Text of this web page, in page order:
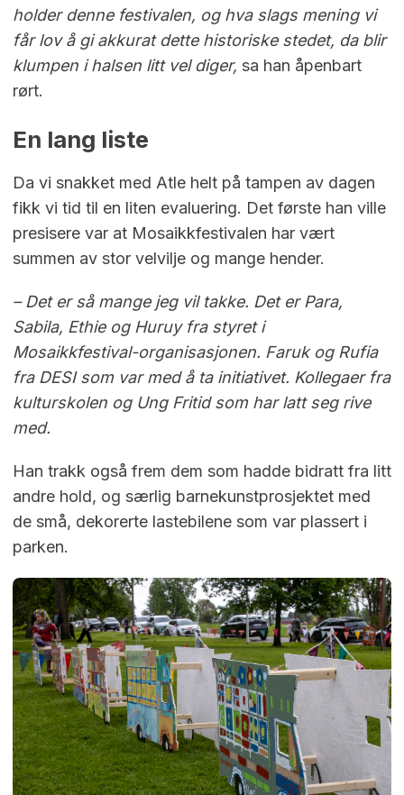
holder denne festivalen, og hva slags mening vi
får lov å gi akkurat dette historiske stedet, da blir
klumpen i halsen litt vel diger, sa han åpenbart
rørt.
En lang liste
Da vi snakket med Atle helt på tampen av dagen
fikk vi tid til en liten evaluering. Det første han ville
presisere var at Mosaikkfestivalen har vært
summen av stor velvilje og mange hender.
– Det er så mange jeg vil takke. Det er Para,
Sabila, Ethie og Huruy fra styret i
Mosaikkfestival-organisasjonen. Faruk og Rufia
fra DESI som var med å ta initiativet. Kollegaer fra
kulturskolen og Ung Fritid som har latt seg rive
med.
Han trakk også frem dem som hadde bidratt fra litt
andre hold, og særlig barnekunstprosjektet med
de små, dekorerte lastebilene som var plassert i
parken.